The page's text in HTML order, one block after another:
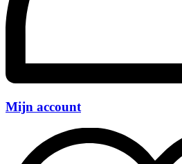
Mijn account